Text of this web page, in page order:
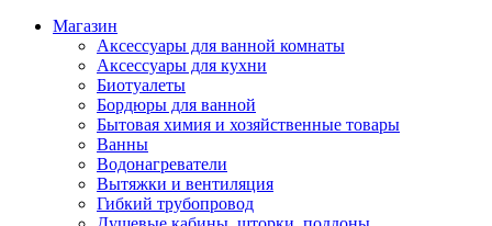
Магазин
Аксессуары для ванной комнаты
Аксессуары для кухни
Биотуалеты
Бордюры для ванной
Бытовая химия и хозяйственные товары
Ванны
Водонагреватели
Вытяжки и вентиляция
Гибкий трубопровод